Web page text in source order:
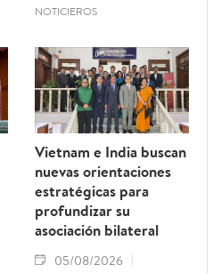
NOTICIEROS
Vietnam e India buscan
nuevas orientaciones
estratégicas para
profundizar su
asociación bilateral
05/08/2026